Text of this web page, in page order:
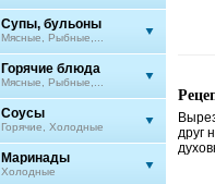
Супы, бульоны
Мясные, Рыбные,...
Горячие блюда
Мясные, Рыбные,...
Соусы
Горячие, Холодные
Маринады
Холодные
друг